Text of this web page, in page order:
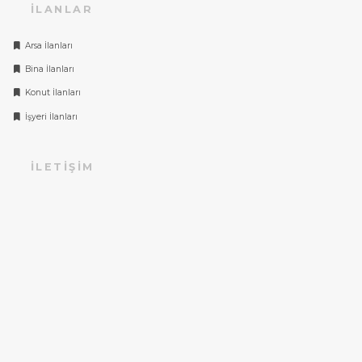
İLANLAR
Arsa İlanları
Bina İlanları
Konut İlanları
İşyeri İlanları
İLETIŞIM